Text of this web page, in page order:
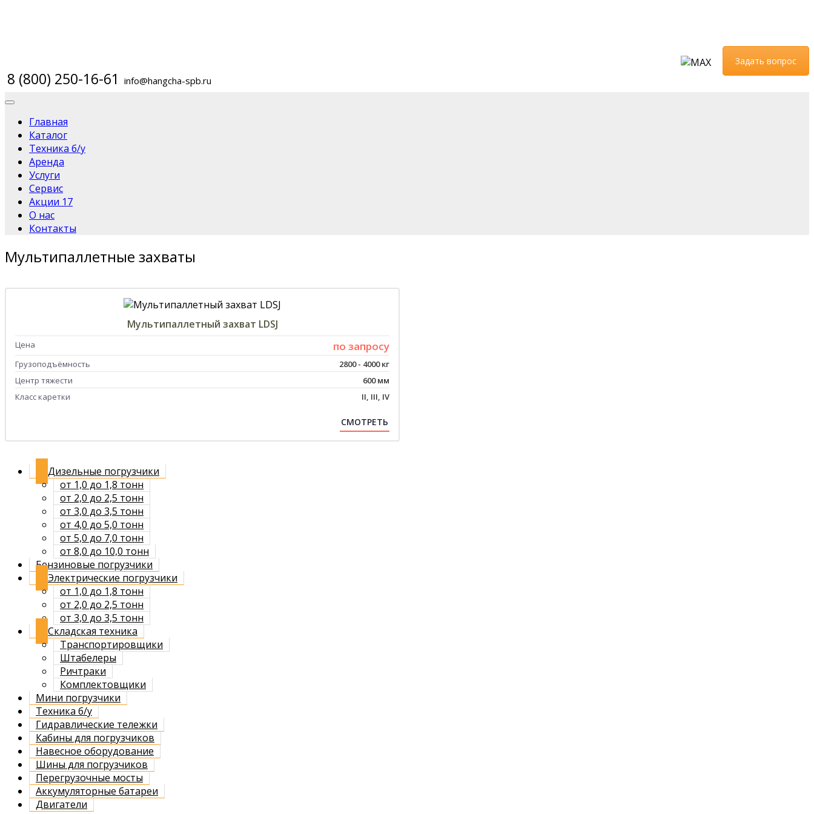
Задать вопрос
8 (800) 250-16-61 info@hangcha-spb.ru
Главная
Каталог
Техника б/у
Аренда
Услуги
Сервис
Акции 17
О нас
Контакты
Мультипаллетные захваты
Мультипаллетный захват LDSJ
Цена по запросу
Грузоподъёмность
2800 - 4000 кг
Центр тяжести
600 мм
Класс каретки
II, III, IV
СМОТРЕТЬ
Дизельные погрузчики
от 1,0 до 1,8 тонн
от 2,0 до 2,5 тонн
от 3,0 до 3,5 тонн
от 4,0 до 5,0 тонн
от 5,0 до 7,0 тонн
от 8,0 до 10,0 тонн
Бензиновые погрузчики
Электрические погрузчики
от 1,0 до 1,8 тонн
от 2,0 до 2,5 тонн
от 3,0 до 3,5 тонн
Складская техника
Транспортировщики
Штабелеры
Ричтраки
Комплектовщики
Мини погрузчики
Техника б/у
Гидравлические тележки
Кабины для погрузчиков
Навесное оборудование
Шины для погрузчиков
Перегрузочные мосты
Аккумуляторные батареи
Двигатели